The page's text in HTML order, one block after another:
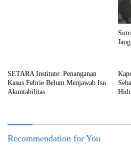
SETARA Institute: Penanganan
Kasus Febrie Belum Menjawab Isu
Akuntabilitas
Recommendation for You